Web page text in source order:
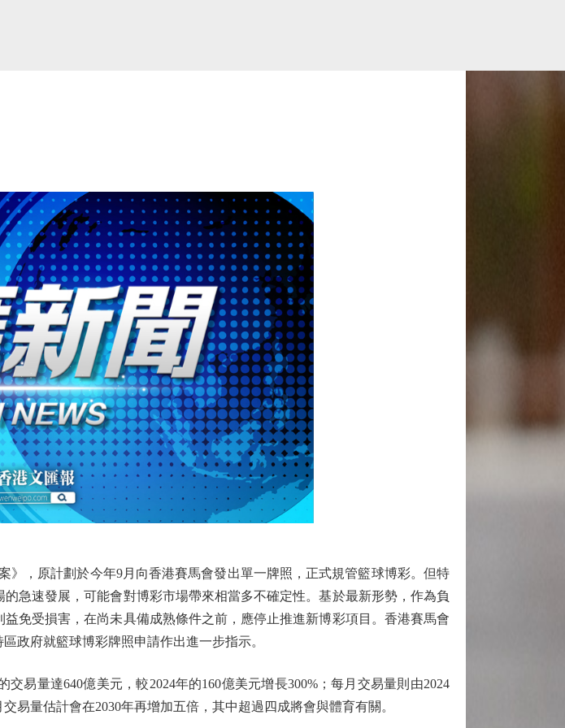
，原計劃於今年9月向香港賽馬會發出單一牌照，正式規管籃球博彩。但特
急速發展，可能會對博彩市場帶來相當多不確定性。基於最新形勢，作為負
免受損害，在尚未具備成熟條件之前，應停止推進新博彩項目。香港賽馬會
政府就籃球博彩牌照申請作出進一步指示。
量達640億美元，較2024年的160億美元增長300%；每月交易量則由2024
易量估計會在2030年再增加五倍，其中超過四成將會與體育有關。